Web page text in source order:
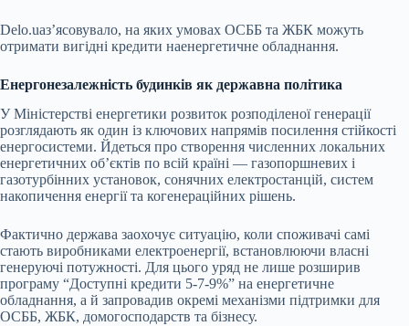
Delo.uaз’ясовувало, на яких умовах ОСББ та ЖБК можуть
отримати вигідні кредити наенергетичне обладнання.
Енергонезалежність будинків як державна політика
У Міністерстві енергетики розвиток розподіленої генерації
розглядають як один із ключових напрямів посилення стійкості
енергосистеми. Йдеться про створення численних локальних
енергетичних об’єктів по всій країні — газопоршневих і
газотурбінних установок, сонячних електростанцій, систем
накопичення енергії та когенераційних рішень.
Фактично держава заохочує ситуацію, коли споживачі самі
стають виробниками електроенергії, встановлюючи власні
генеруючі потужності. Для цього уряд не лише розширив
програму “Доступні кредити 5-7-9%” на енергетичне
обладнання, а й запровадив окремі механізми підтримки для
ОСББ, ЖБК, домогосподарств та бізнесу.